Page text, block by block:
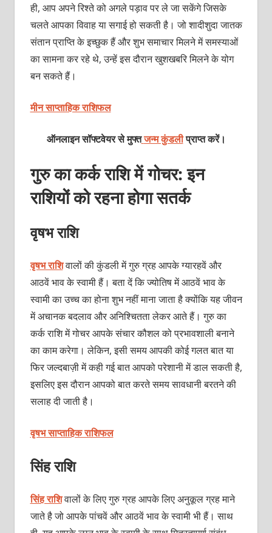
ही, आप अपने रिश्ते को अगले पड़ाव पर ले जा सकेंगे जिसके
चलते आपका विवाह या सगाई हो सकती है। जो शादीशुदा जातक
संतान प्राप्ति के इच्छुक हैं और शुभ समाचार मिलने में समस्याओं
का सामना कर रहे थे, उन्हें इस दौरान खुशखबरि मिलने के योग
बन सकते हैं।
मीन साप्ताहिक राशिफल
ऑनलाइन सॉफ्टवेयर से मुफ्तजन्म कुंडलीप्राप्त करें।
गुरु का कर्क राशि में गोचर: इन
राशियों को रहना होगा सतर्क
वृषभ राशि
वृषभ राशिवालों की कुंडली में गुरु ग्रह आपके ग्यारहवें और
आठवें भाव के स्वामी हैं। बता दें कि ज्योतिष में आठवें भाव के
स्वामी का उच्च का होना शुभ नहीं माना जाता है क्योंकि यह जीवन
में अचानक बदलाव और अनिश्चितता लेकर आते हैं। गुरु का
कर्क राशि में गोचर आपके संचार कौशल को प्रभावशाली बनाने
का काम करेगा। लेकिन, इसी समय आपकी कोई गलत बात या
फिर जल्दबाज़ी में कही गई बात आपको परेशानी में डाल सकती है,
इसलिए इस दौरान आपको बात करते समय सावधानी बरतने की
सलाह दी जाती है।
वृषभ साप्ताहिक राशिफल
सिंह राशि
सिंह राशिवालों के लिए गुरु ग्रह आपके लिए अनुकूल ग्रह माने
जाते है जो आपके पांचवें और आठवें भाव के स्वामी भी हैं। साथ